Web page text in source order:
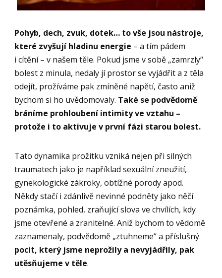
Pohyb, dech, zvuk, dotek… to vše jsou nástroje,
které zvyšují hladinu energie – a tím pádem
i cítění – v našem těle. Pokud jsme v sobě „zamrzly“
bolest z minula, nedaly jí prostor se vyjádřit a z těla
odejít, prožíváme pak zmíněné napětí, často aniž
bychom si ho uvědomovaly. Také se podvědomě
bráníme prohloubení intimity ve vztahu –
protože i to aktivuje v první fázi starou bolest.
Tato dynamika prožitku vzniká nejen při silných
traumatech jako je například sexuální zneužití,
gynekologické zákroky, obtížné porody apod.
Někdy stačí i zdánlivě nevinné podněty jako něčí
poznámka, pohled, zraňující slova ve chvílích, kdy
jsme otevřené a zranitelné. Aniž bychom to vědomě
zaznamenaly, podvědomě „ztuhneme“ a příslušný
pocit, který jsme neprožily a nevyjádřily, pak
utěsňujeme v těle.